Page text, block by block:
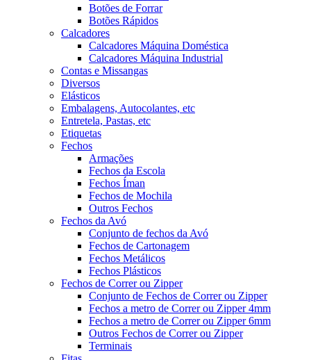
Botões de Forrar
Botões Rápidos
Calcadores
Calcadores Máquina Doméstica
Calcadores Máquina Industrial
Contas e Missangas
Diversos
Elásticos
Embalagens, Autocolantes, etc
Entretela, Pastas, etc
Etiquetas
Fechos
Armações
Fechos da Escola
Fechos Íman
Fechos de Mochila
Outros Fechos
Fechos da Avó
Conjunto de fechos da Avó
Fechos de Cartonagem
Fechos Metálicos
Fechos Plásticos
Fechos de Correr ou Zipper
Conjunto de Fechos de Correr ou Zipper
Fechos a metro de Correr ou Zipper 4mm
Fechos a metro de Correr ou Zipper 6mm
Outros Fechos de Correr ou Zipper
Terminais